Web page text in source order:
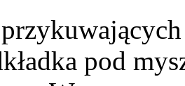
pod